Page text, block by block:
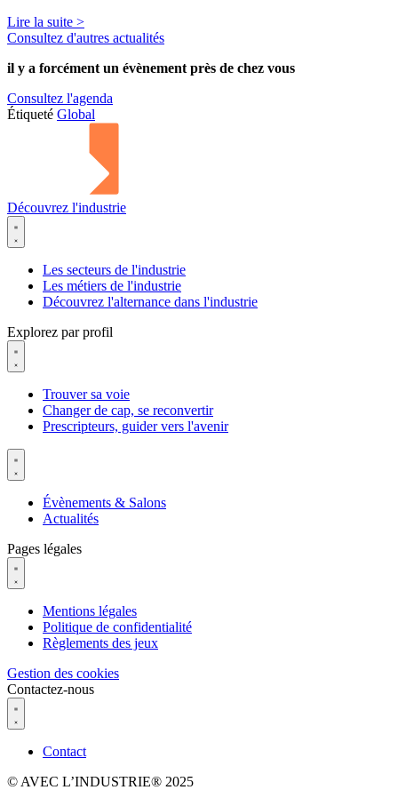
Lire la suite >
Consultez d'autres actualités
il y a forcément un évènement près de chez vous
Consultez l'agenda
Étiqueté Global
Découvrez l'industrie
Les secteurs de l'industrie
Les métiers de l'industrie
Découvrez l'alternance dans l'industrie
Explorez par profil
Trouver sa voie
Changer de cap, se reconvertir
Prescripteurs, guider vers l'avenir
Évènements & Salons
Actualités
Pages légales
Mentions légales
Politique de confidentialité
Règlements des jeux
Gestion des cookies
Contactez-nous
Contact
© AVEC L’INDUSTRIE® 2025